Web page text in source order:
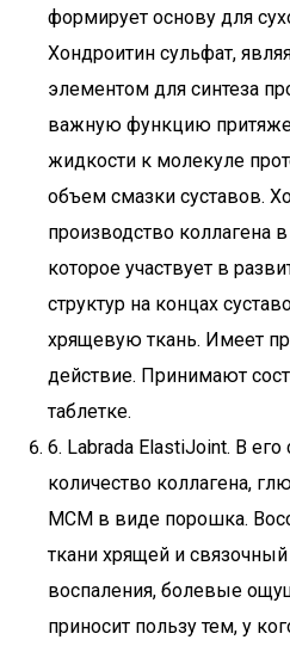
формирует основу для
Хондроитин сульфат,
элементом для синтеза
важную функцию
жидкости к молекуле
объем смазки суставов.
производство коллагена
которое участвует в
структур на концах
хрящевую ткань. Имеет
действие. Принимают
таблетке.
6. Labrada ElastiJoint. В
количество коллагена,
МСМ в виде порошка.
ткани хрящей и
воспаления, болевые
приносит пользу тем, у